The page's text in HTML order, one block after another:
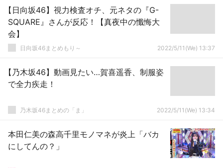
【日向坂46】視力検査オチ、元ネタの『G-
SQUARE』さんが反応！【真夜中の懺悔大
会】
日向坂46まとめもり～ 2022/5/11(We) 13:37
【乃木坂46】動画見たい…賀喜遥香、制服姿
で全力疾走！
乃木坂46まとめの「ま」 2022/5/11(We) 13:34
本田仁美の森高千里モノマネが炎上「バカ
にしてんの？」